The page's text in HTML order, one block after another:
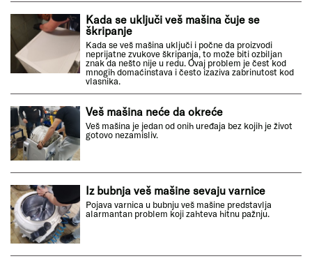
Kada se uključi veš mašina čuje se
škripanje
Kada se veš mašina uključi i počne da proizvodi
neprijatne zvukove škripanja, to može biti ozbiljan
znak da nešto nije u redu. Ovaj problem je čest kod
mnogih domaćinstava i često izaziva zabrinutost kod
vlasnika.
Veš mašina neće da okreće
Veš mašina je jedan od onih uređaja bez kojih je život
gotovo nezamisliv.
Iz bubnja veš mašine sevaju varnice
Pojava varnica u bubnju veš mašine predstavlja
alarmantan problem koji zahteva hitnu pažnju.